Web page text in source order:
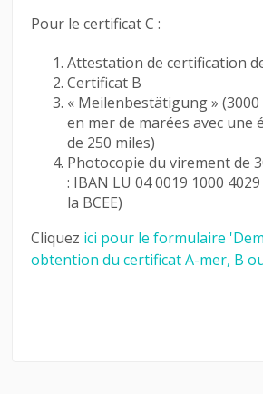
Pour le certificat C :
Attestation de certification
Certificat B
« Meilenbestätigung »
en mer de marées avec une
de 250 miles)
Photocopie du virement de
: IBAN LU 04 0019 1000
la BCEE)
Cliquez ici pour le formulaire
obtention du certificat A-mer, B